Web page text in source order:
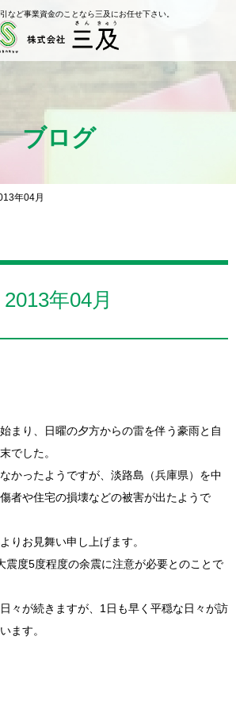
など事業資金のことなら三及にお任せ下さい。
ブログ
年04月
2013年04月
まり、日曜の夕方からの雷を伴う豪雨と自
でした。
かったようですが、淡路島（兵庫県）を中
者や住宅の損壊などの被害が出たようで
りお見舞い申し上げます。
震度5度程度の余震に注意が必要とのことで
々が続きますが、1日も早く平穏な日々が訪
ます。